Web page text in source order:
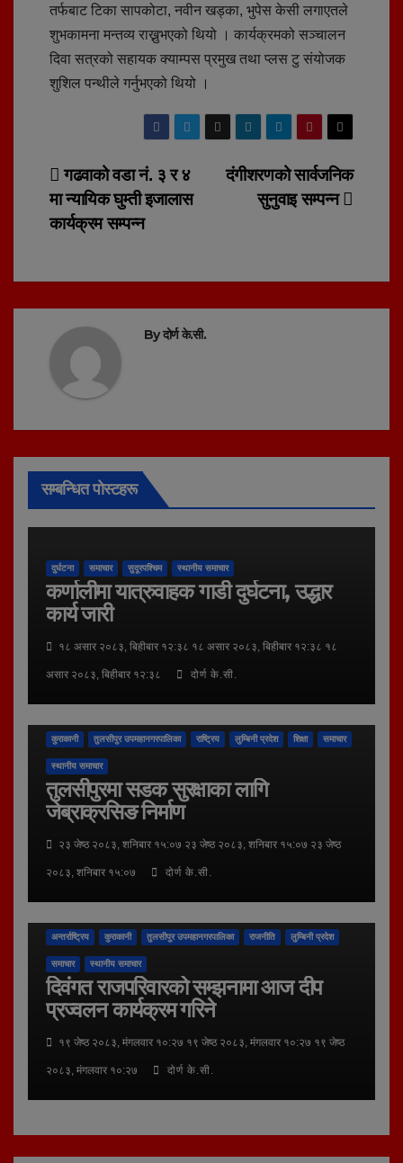
तर्फबाट टिका सापकोटा, नवीन खड्का, भुपेस केसी लगाएतले
शुभकामना मन्तव्य राख्नुभएको थियो । कार्यक्रमको सञ्चालन
दिवा सत्रको सहायक क्याम्पस प्रमुख तथा प्लस टु संयोजक
शुशिल पन्थीले गर्नुभएको थियो ।
Post
navigation
दंगीशरणको सार्वजनिक
सुनुवाइ सम्पन्न
गढवाको वडा नं. ३ र ४
मा न्यायिक घुम्ती इजालास
कार्यक्रम सम्पन्न
Byदोर्ण के.सी.
सम्बन्धित पोस्टहरू
दुर्घटना समाचार सुदूरपश्चिम स्थानीय समाचार
कर्णालीमा यात्रुवाहक गाडी दुर्घटना, उद्धार
कार्य जारी
१८ असार २०८३, बिहीबार १२:३८ १८ असार २०८३, बिहीबार १२:३८ १८
असार २०८३, बिहीबार १२:३८ दोर्ण के.सी.
कुराकानी तुलसीपुर उपमहानगरपालिका राष्ट्रिय लुम्बिनी प्रदेश शिक्षा समाचार
स्थानीय समाचार
तुलसीपुरमा सडक सुरक्षाका लागि
जेब्राक्रसिङ निर्माण
२३ जेष्ठ २०८३, शनिबार १५:०७ २३ जेष्ठ २०८३, शनिबार १५:०७ २३ जेष्ठ
२०८३, शनिबार १५:०७ दोर्ण के.सी.
अन्तर्राष्ट्रिय कुराकानी तुलसीपुर उपमहानगरपालिका राजनीति लुम्बिनी प्रदेश
समाचार स्थानीय समाचार
दिवंगत राजपरिवारको सम्झनामा आज दीप
प्रज्वलन कार्यक्रम गरिने
१९ जेष्ठ २०८३, मंगलवार १०:२७ १९ जेष्ठ २०८३, मंगलवार १०:२७ १९ जेष्ठ
२०८३, मंगलवार १०:२७ दोर्ण के.सी.